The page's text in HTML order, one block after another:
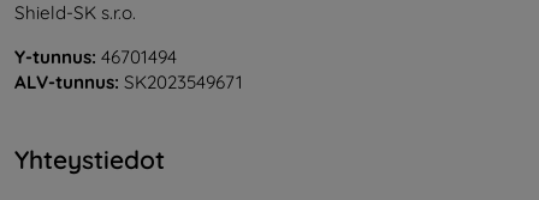
Shield-SK s.r.o.
Y-tunnus: 46701494
ALV-tunnus: SK2023549671
Yhteystiedot